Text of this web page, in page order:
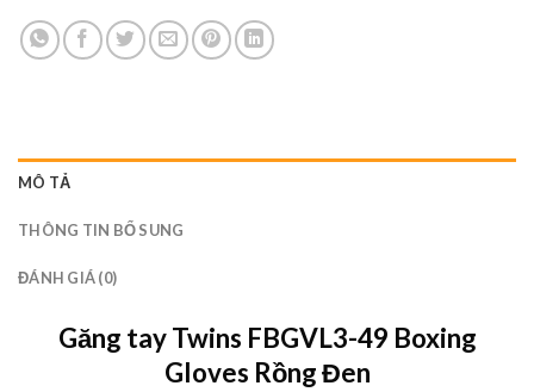
MÔ TẢ
THÔNG TIN BỔ SUNG
ĐÁNH GIÁ (0)
Găng tay Twins FBGVL3-49 Boxing
Gloves Rồng Đen